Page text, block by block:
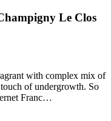
Le Clos
with complex mix of
of undergrowth. So
Franc…